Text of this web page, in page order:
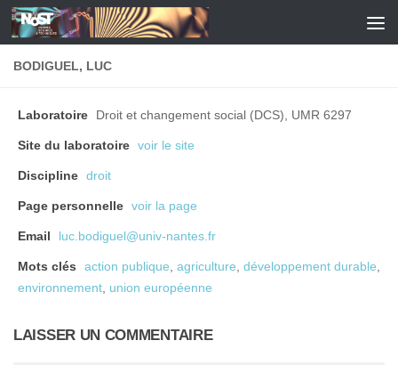
Skip to content
BODIGUEL, LUC
Laboratoire Droit et changement social (DCS), UMR 6297
Site du laboratoire voir le site
Discipline droit
Page personnelle voir la page
Email luc.bodiguel@univ-nantes.fr
Mots clés action publique, agriculture, développement durable,
environnement, union européenne
LAISSER UN COMMENTAIRE